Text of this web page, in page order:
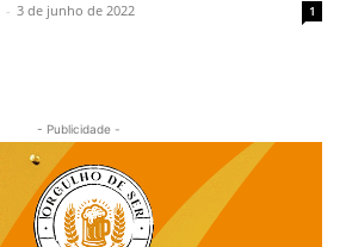
- 3 de junho de 2022 1
- Publicidade -